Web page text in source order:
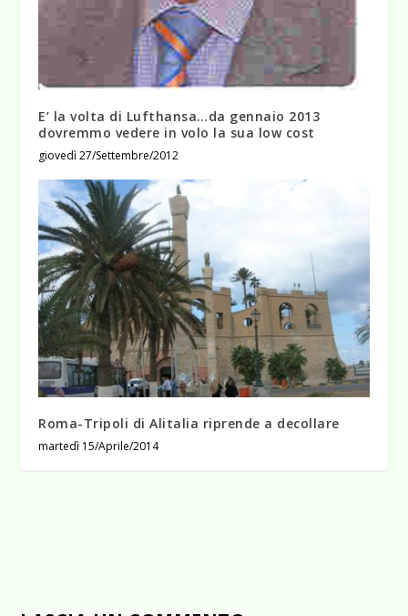
E’ la volta di Lufthansa…da gennaio 2013
dovremmo vedere in volo la sua low cost
giovedì 27/Settembre/2012
Roma-Tripoli di Alitalia riprende a decollare
martedì 15/Aprile/2014